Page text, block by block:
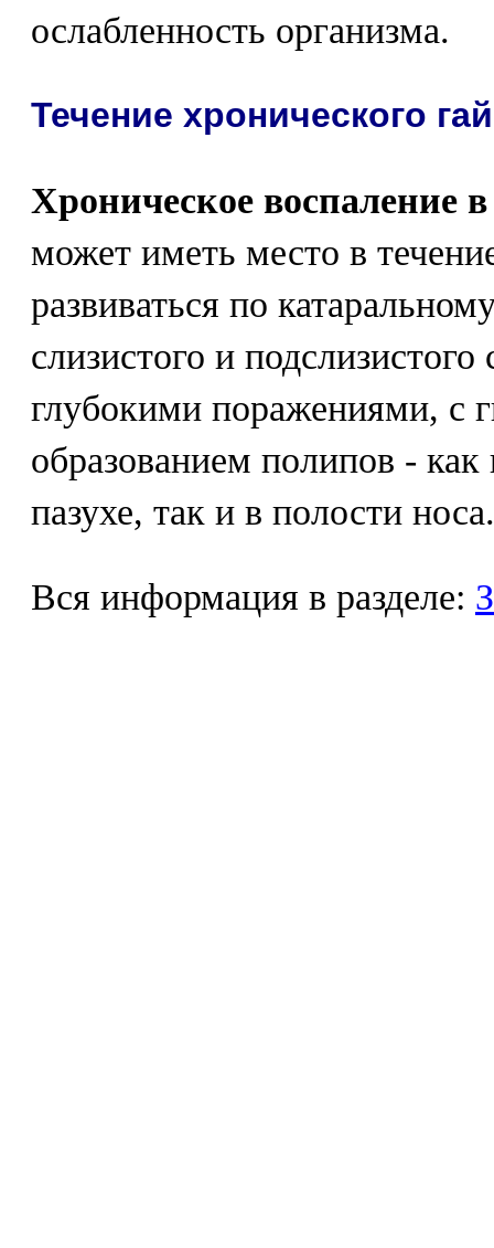
ослабленность организма.
Течение хронического
Хроническое воспаление
может иметь место в
развиваться по
слизистого и
глубокими поражениями, с
образованием полипов -
пазухе, так и в полости носа.
Вся информация в разделе: